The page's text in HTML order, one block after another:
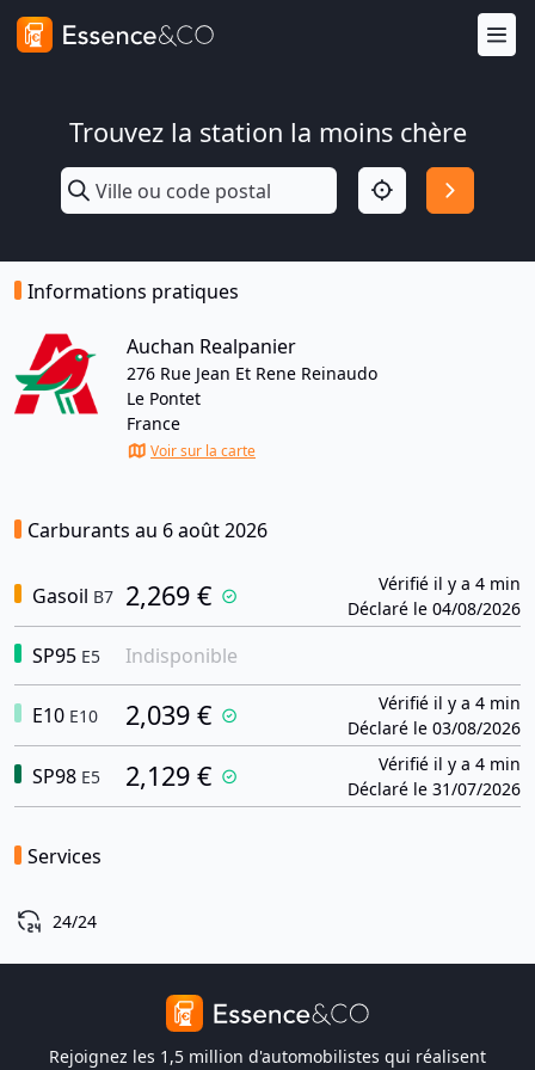
Trouvez la station la moins chère
Informations pratiques
Auchan Realpanier
276 Rue Jean Et Rene Reinaudo
Le Pontet
France
Voir sur la carte
Carburants au 6 août 2026
Gasoil B7 2,269 €
Vérifié il y a 4 min
Déclaré le 04/08/2026
SP95 E5 Indisponible
E10 E10 2,039 €
Vérifié il y a 4 min
Déclaré le 03/08/2026
SP98 E5 2,129 €
Vérifié il y a 4 min
Déclaré le 31/07/2026
Services
24/24
Rejoignez les 1,5 million d'automobilistes qui réalisent